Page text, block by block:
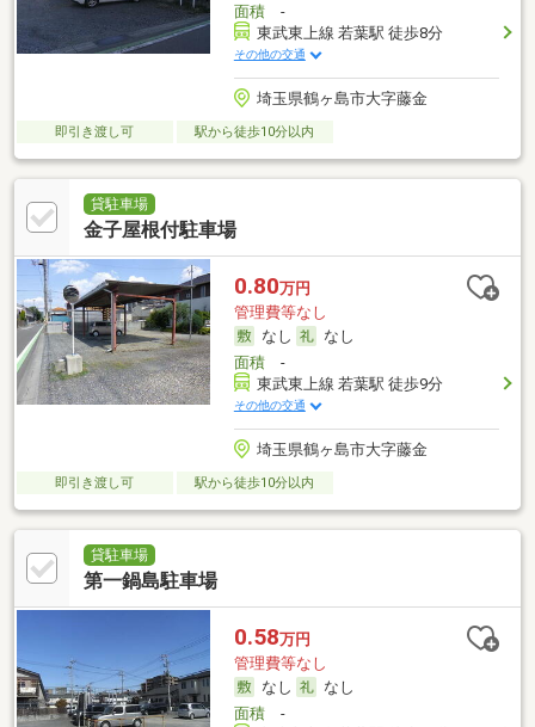
面積-
東武東上線 若葉駅 徒歩8分
その他の交通
埼玉県鶴ヶ島市大字藤金
即引き渡し可 駅から徒歩10分以内
貸駐車場
金子屋根付駐車場
0.80万円
管理費等なし
なし
なし
面積-
東武東上線 若葉駅 徒歩9分
その他の交通
埼玉県鶴ヶ島市大字藤金
即引き渡し可 駅から徒歩10分以内
貸駐車場
第一鍋島駐車場
0.58万円
管理費等なし
なし
なし
面積-